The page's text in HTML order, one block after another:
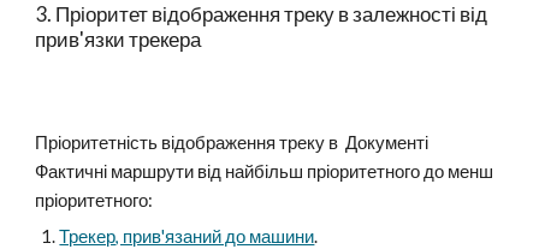
3. Пріоритет відображення треку в залежності від
прив'язки трекера
Пріоритетність відображення треку в Документі
Фактичні маршрути від найбільш пріоритетного до менш
пріоритетного:
Трекер, прив'язаний до машини.